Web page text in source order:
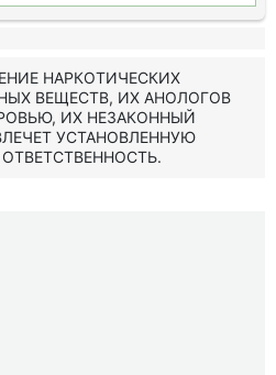
НАРКОТИЧЕСКИХ
ВЕЩЕСТВ, ИХ АНОЛОГОВ
ИХ НЕЗАКОННЫЙ
УСТАНОВЛЕННУЮ